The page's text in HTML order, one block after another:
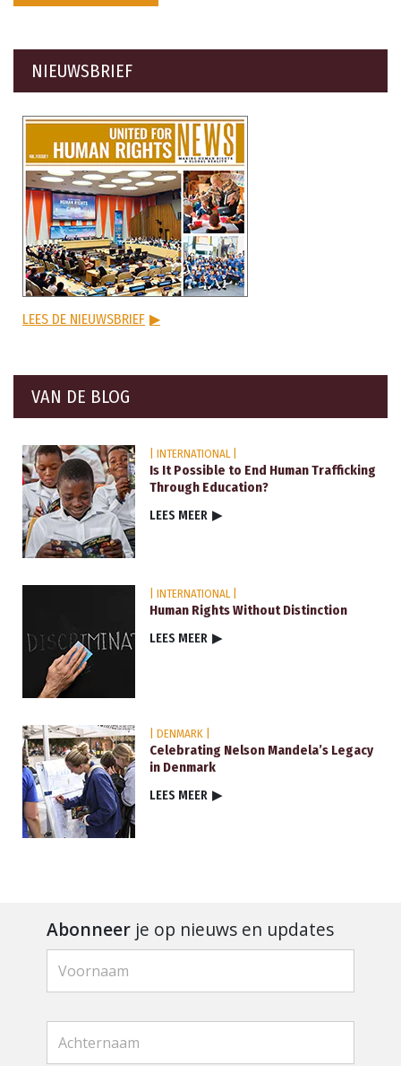
NIEUWSBRIEF
LEES DE NIEUWSBRIEF ▶
VAN DE BLOG
| INTERNATIONAL |
Is It Possible to End Human Trafficking
Through Education?
LEES MEER ▶
| INTERNATIONAL |
Human Rights Without Distinction
LEES MEER ▶
| DENMARK |
Celebrating Nelson Mandela’s Legacy
in Denmark
LEES MEER ▶
Abonneer je op nieuws en updates